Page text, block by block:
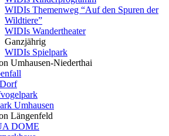
WIDIs Themenweg “Auf den Spuren der
Wildtiere”
WIDIs Wandertheater
Ganzjährig
WIDIs Spielpark
Umhausen-Niederthai
Umhausen
Längenfeld
DOME